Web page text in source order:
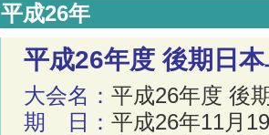
平成26年
平成26年度 後期日
大会名： 平成26年度 後
期 日： 平成26年11月